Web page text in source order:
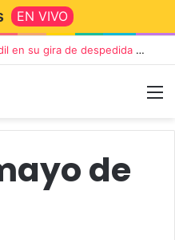
EN VIVO
Die Toten Hosen llega a Tandil en su gira de despedida «Fútbol, Asado, Vino y Adiós Amigos»
de